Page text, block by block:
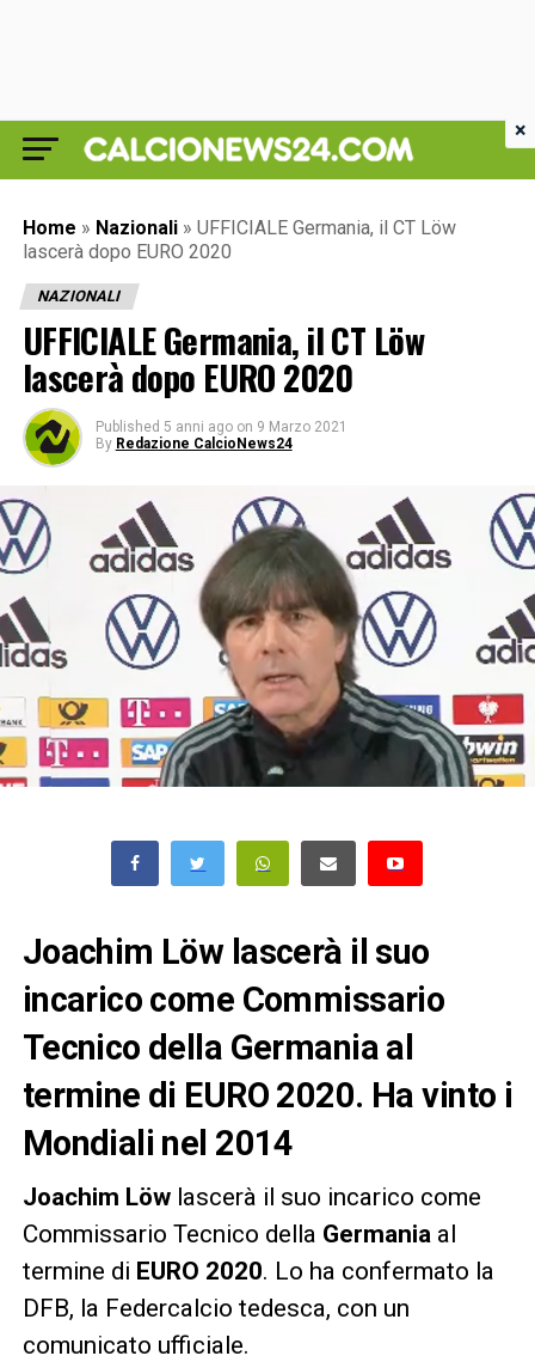
Home » Nazionali » UFFICIALE Germania, il CT Löw
lascerà dopo EURO 2020
NAZIONALI
UFFICIALE Germania, il CT Löw
lascerà dopo EURO 2020
Published 5 anni ago on 9 Marzo 2021
By Redazione CalcioNews24
Joachim Löw lascerà il suo
incarico come Commissario
Tecnico della Germania al
termine di EURO 2020. Ha vinto i
Mondiali nel 2014
Joachim Löwlascerà il suo incarico come
Commissario Tecnico della Germaniaal
termine di EURO 2020. Lo ha confermato la
DFB, la Federcalcio tedesca, con un
comunicato ufficiale.
×